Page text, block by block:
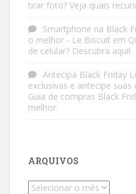
tirar foto? Veja quais
Smartphone na Black
o melhor - Le Biscuit em
de celular? Descubra aqui!
Antecipa Black Friday
exclusivas e antecipe
Guia de compras Black
melhor
ARQUIVOS
Arquivos